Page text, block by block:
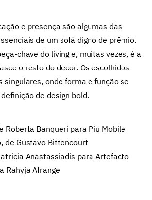
e presença são algumas das
de um sofá digno de prêmio.
chave do living e, muitas vezes, é a
o resto do decor. Os escolhidos
singulares, onde forma e função se
de design bold.
Roberta Banqueri para Piu Mobile
de Gustavo Bittencourt
Anastassiadis para Artefacto
Rahyja Afrange